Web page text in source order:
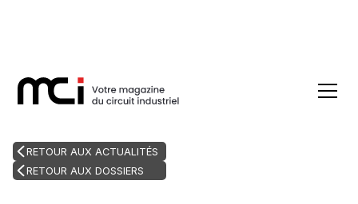
RETOUR AUX ACTUALITÉS
RETOUR AUX DOSSIERS